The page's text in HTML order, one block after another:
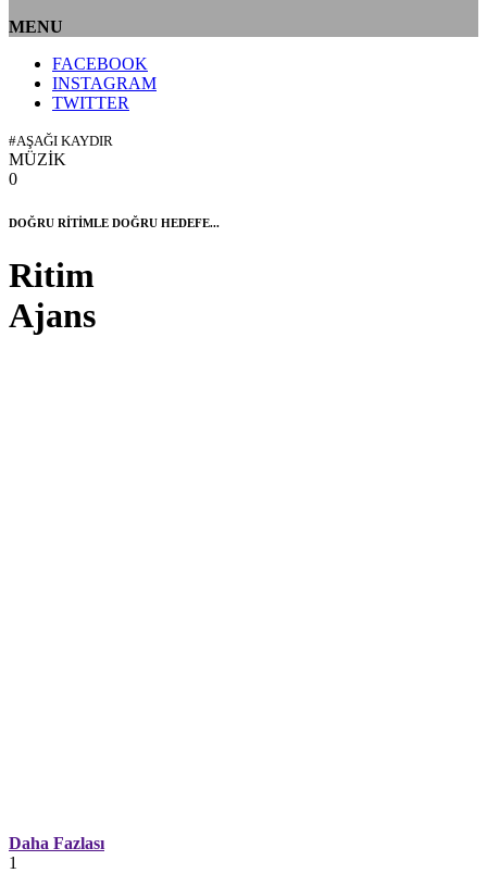
MENU
FACEBOOK
INSTAGRAM
TWITTER
#AŞAĞI KAYDIR
MÜZİK
0
DOĞRU RİTİMLE DOĞRU HEDEFE...
Ritim
Ajans
Daha Fazlası
1